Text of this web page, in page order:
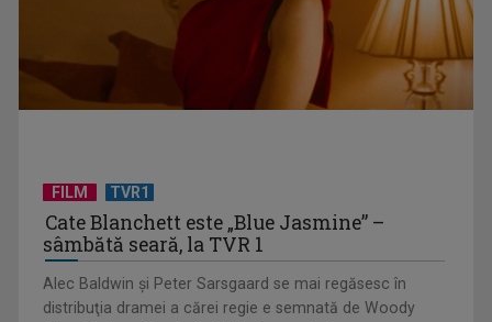
„E cool să fii cult!”, în curând la TVR 1 și TVR 2
FILM TVR1
Cate Blanchett este „Blue Jasmine” –
sâmbătă seară, la TVR 1
Alec Baldwin şi Peter Sarsgaard se mai regăsesc în
distribuţia dramei a cărei regie e semnată de Woody